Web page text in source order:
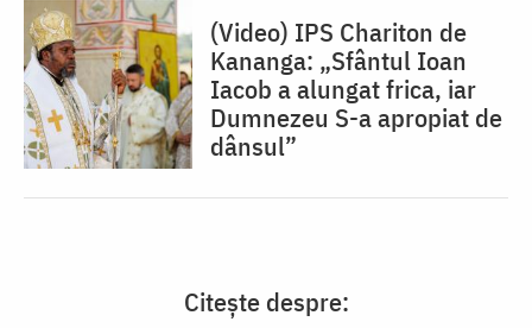
(Video) IPS Chariton de
Kananga: „Sfântul Ioan
Iacob a alungat frica, iar
Dumnezeu S-a apropiat de
dânsul”
Citește despre: